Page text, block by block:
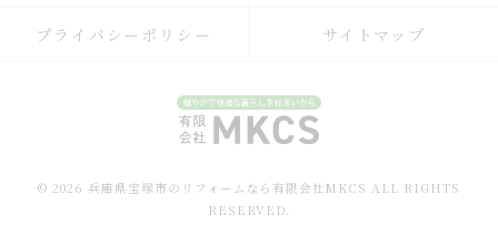
プライバシーポリシー サイトマップ
© 2026 兵庫県宝塚市のリフォームなら有限会社MKCS ALL RIGHTS
RESERVED.